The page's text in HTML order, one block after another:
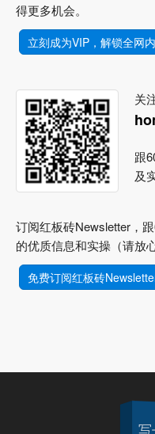
得更多机会。
立刻成为VIP，解锁全网
关
跟
及
订阅红板砖Newsletter，
的优质信息和实操（请放
免费订阅红板砖